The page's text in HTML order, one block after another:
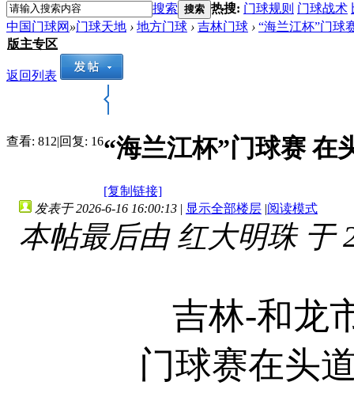
搜索 搜索 热搜: 门球规则 门球战术
中国门球网 »门球天地 › 地方门球 › 吉林门球 › “海兰江杯”门球
版主专区
返回列表
查看: 812|回复: 16“海兰江杯”门球赛 在
[复制链接]
发表于 2026-6-16 16:00:13 | 显示全部楼层 |阅读模式
本帖最后由 红大明珠 于
吉林-和龙
门球赛在头